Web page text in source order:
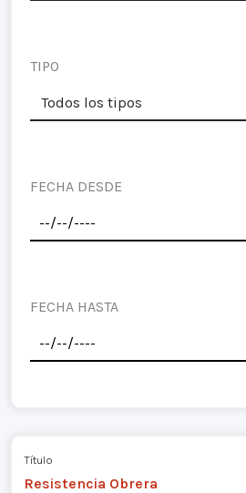
TIPO
FECHA DESDE
FECHA HASTA
Título
Resistencia Obrera